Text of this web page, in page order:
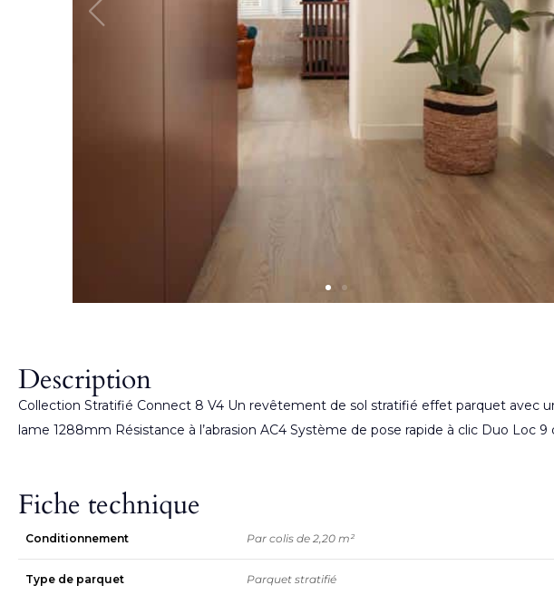
Description
Collection Stratifié Connect 8 V4 Un revêtement de sol stratifié effet parquet avec
lame 1288mm Résistance à l’abrasion AC4 Système de pose rapide à clic Duo Loc
Fiche technique
Conditionnement Par colis de 2,20 m²
Type de parquet Parquet stratifié